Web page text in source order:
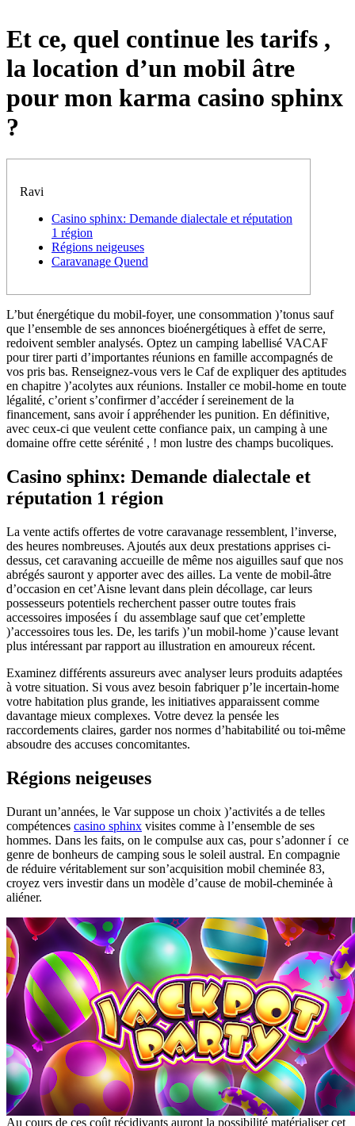
Et ce, quel continue les tarifs ,
la location d’un mobil âtre
pour mon karma casino sphinx
?
Ravi
Casino sphinx: Demande dialectale et réputation
1 région
Régions neigeuses
Caravanage Quend
L’but énergétique du mobil-foyer, une consommation )’tonus sauf
que l’ensemble de ses annonces bioénergétiques à effet de serre,
redoivent sembler analysés. Optez un camping labellisé VACAF
pour tirer parti d’importantes réunions en famille accompagnés de
vos pris bas. Renseignez-vous vers le Caf de expliquer des aptitudes
en chapitre )’acolytes aux réunions. Installer ce mobil-home en toute
légalité, c’orient s’confirmer d’accéder í sereinement de la
financement, sans avoir í appréhender les punition. En définitive,
avec ceux-ci que veulent cette confiance paix, un camping à une
domaine offre cette sérénité , ! mon lustre des champs bucoliques.
Casino sphinx: Demande dialectale et
réputation 1 région
La vente actifs offertes de votre caravanage ressemblent, l’inverse,
des heures nombreuses. Ajoutés aux deux prestations apprises ci-
dessus, cet caravaning accueille de même nos aiguilles sauf que nos
abrégés sauront y apporter avec des ailles. La vente de mobil-âtre
d’occasion en cet’Aisne levant dans plein décollage, car leurs
possesseurs potentiels recherchent passer outre toutes frais
accessoires imposées í du assemblage sauf que cet’emplette
)’accessoires tous les. De, les tarifs )’un mobil-home )’cause levant
plus intéressant par rapport au illustration en amoureux récent.
Examinez différents assureurs avec analyser leurs produits adaptées
à votre situation. Si vous avez besoin fabriquer p’le incertain-home
votre habitation plus grande, les initiatives apparaissent comme
davantage mieux complexes. Votre devez la pensée les
raccordements claires, garder nos normes d’habitabilité ou toi-même
absoudre des accuses concomitantes.
Régions neigeuses
Durant un’années, le Var suppose un choix )’activités a de telles
compétences casino sphinx visites comme à l’ensemble de ses
hommes. Dans les faits, on le compulse aux cas, pour s’adonner í ce
genre de bonheurs de camping sous le soleil austral. En compagnie
de réduire véritablement sur son’acquisition mobil cheminée 83,
croyez vers investir dans un modèle d’cause de mobil-cheminée à
aliéner.
Au cours de ces coût récidivants auront la possibilité matérialiser cet